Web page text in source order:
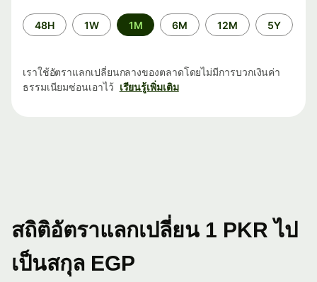
ระยะ
เวลา
48H 1W 1M 6M 12M 5Y
เราใช้อัตราแลกเปลี่ยนกลางของตลาดโดยไม่มีการบวกเงินค่า
ธรรมเนียมซ่อนเอาไว้ เรียนรู้เพิ่มเติม
สถิติอัตราแลกเปลี่ยน 1 PKR ไป
เป็นสกุล EGP